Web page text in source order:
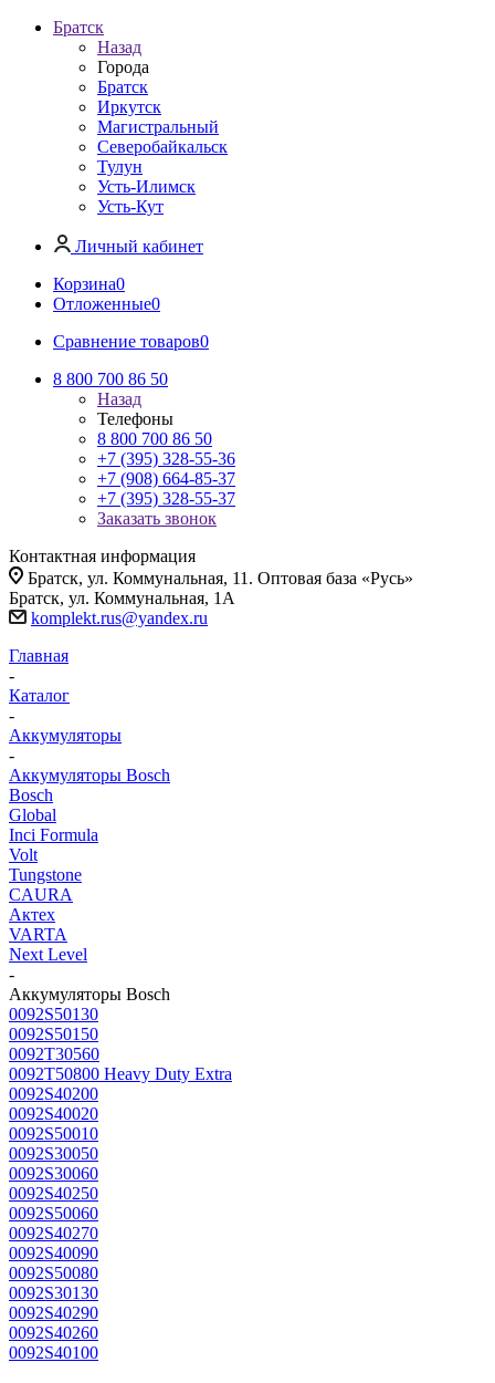
Братск
Назад
Города
Братск
Иркутск
Магистральный
Северобайкальск
Тулун
Усть-Илимск
Усть-Кут
Личный кабинет
Корзина0
Отложенные0
Сравнение товаров0
8 800 700 86 50
Назад
Телефоны
8 800 700 86 50
+7 (395) 328-55-36
+7 (908) 664-85-37
+7 (395) 328-55-37
Заказать звонок
Контактная информация
Братск, ул. Коммунальная, 11. Оптовая база «Русь»
Братск, ул. Коммунальная, 1А
komplekt.rus@yandex.ru
Главная
-
Каталог
-
Аккумуляторы
-
Аккумуляторы Bosch
Bosch
Global
Inci Formula
Volt
Tungstone
CAURA
Актех
VARTA
Next Level
-
Аккумуляторы Bosch
0092S50130
0092S50150
0092T30560
0092T50800 Heavy Duty Extra
0092S40200
0092S40020
0092S50010
0092S30050
0092S30060
0092S40250
0092S50060
0092S40270
0092S40090
0092S50080
0092S30130
0092S40290
0092S40260
0092S40100